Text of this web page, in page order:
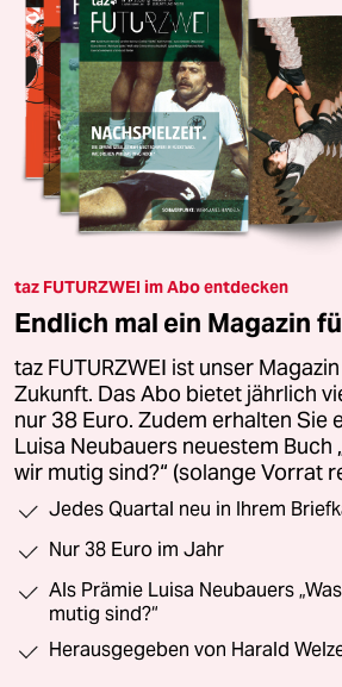
taz FUTURZWEI im Abo entdecken
Endlich mal ein Magazin
taz FUTURZWEI ist unser
Zukunft. Das Abo bietet jährlich
nur 38 Euro. Zudem erhalten Sie
Luisa Neubauers neuestem Buch
wir mutig sind?“ (solange Vorrat
Jedes Quartal neu in Ihrem
Nur 38 Euro im Jahr
Als Prämie Luisa Neubauers
mutig sind?“
Herausgegeben von Harald